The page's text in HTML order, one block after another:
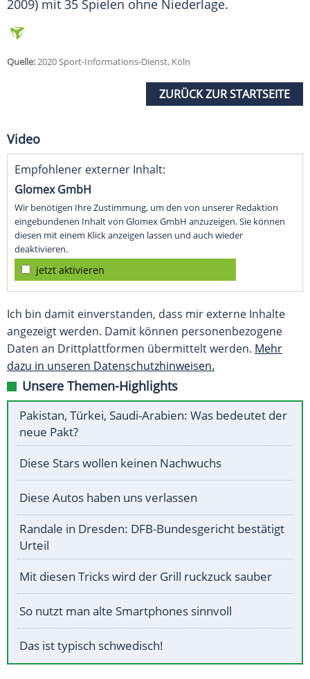
2009) mit 35 Spielen ohne Niederlage.
Quelle:2020 Sport-Informations-Dienst, Köln
ZURÜCK ZUR STARTSEITE
Video
Empfohlener externer Inhalt:
Glomex GmbH
Wir benötigen Ihre Zustimmung, um den von unserer Redaktion
eingebundenen Inhalt von Glomex GmbH anzuzeigen. Sie können
diesen mit einem Klick anzeigen lassen und auch wieder
deaktivieren.
jetzt aktivieren
Ich bin damit einverstanden, dass mir externe Inhalte
angezeigt werden. Damit können personenbezogene
Daten an Drittplattformen übermittelt werden. Mehr
dazu in unseren Datenschutzhinweisen.
Unsere Themen-Highlights
Pakistan, Türkei, Saudi-Arabien: Was bedeutet der
neue Pakt?
Diese Stars wollen keinen Nachwuchs
Diese Autos haben uns verlassen
Randale in Dresden: DFB-Bundesgericht bestätigt
Urteil
Mit diesen Tricks wird der Grill ruckzuck sauber
So nutzt man alte Smartphones sinnvoll
Das ist typisch schwedisch!